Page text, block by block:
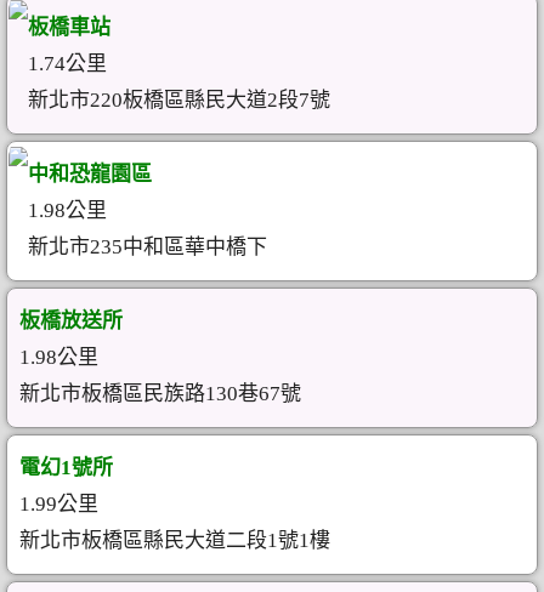
板橋車站
1.74公里
新北市220板橋區縣民大道2段7號
中和恐龍園區
1.98公里
新北市235中和區華中橋下
板橋放送所
1.98公里
新北市板橋區民族路130巷67號
電幻1號所
1.99公里
新北市板橋區縣民大道二段1號1樓